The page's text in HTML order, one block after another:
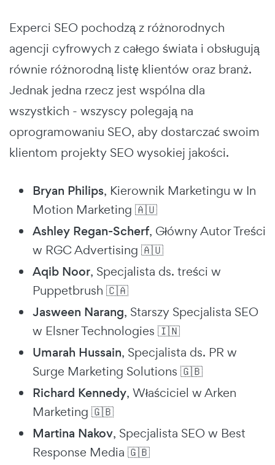
Experci SEO pochodzą z różnorodnych
agencji cyfrowych z całego świata i obsługują
równie różnorodną listę klientów oraz branż.
Jednak jedna rzecz jest wspólna dla
wszystkich - wszyscy polegają na
oprogramowaniu SEO, aby dostarczać swoim
klientom projekty SEO wysokiej jakości.
Bryan Philips, Kierownik Marketingu w In
Motion Marketing 🇦🇺
Ashley Regan-Scherf, Główny Autor Treści
w RGC Advertising 🇦🇺
Aqib Noor, Specjalista ds. treści w
Puppetbrush 🇨🇦
Jasween Narang, Starszy Specjalista SEO
w Elsner Technologies 🇮🇳
Umarah Hussain, Specjalista ds. PR w
Surge Marketing Solutions 🇬🇧
Richard Kennedy, Właściciel w Arken
Marketing 🇬🇧
Martina Nakov, Specjalista SEO w Best
Response Media 🇬🇧